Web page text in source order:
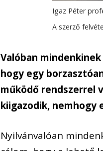
Igaz Péter
A szerző
Valóban
hogy egy
működő rendszerrel
kiigazodik, nemhogy
Nyilvánvalóan